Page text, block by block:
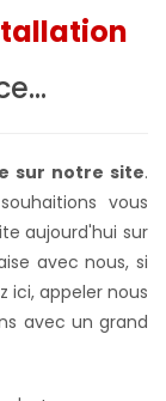
sur notre site.
vous
aujourd'hui sur
avec nous, si
ici, appeler nous
avec un grand